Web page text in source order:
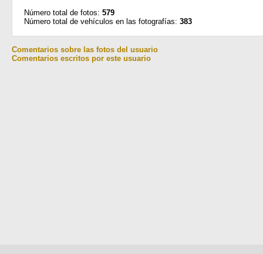
Número total de fotos: 579
Número total de vehículos en las fotografías: 383
Comentarios sobre las fotos del usuario
Comentarios escritos por este usuario